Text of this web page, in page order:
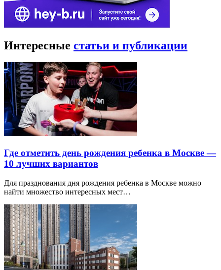
Интересные статьи и публикации
Где отметить день рождения ребенка в Москве —
10 лучших вариантов
Для празднования дня рождения ребенка в Москве можно
найти множество интересных мест…